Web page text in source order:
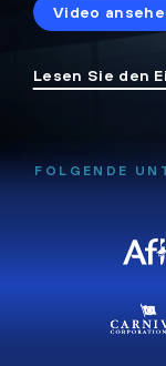
Video
Lesen Sie den
FOLGENDE